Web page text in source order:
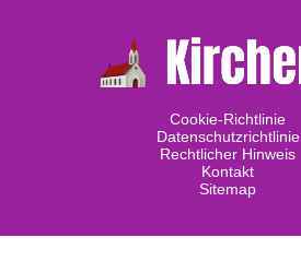
Cookie-Richtlinie
Datenschutzrichtlinie
Rechtlicher Hinweis
Kontakt
Sitemap